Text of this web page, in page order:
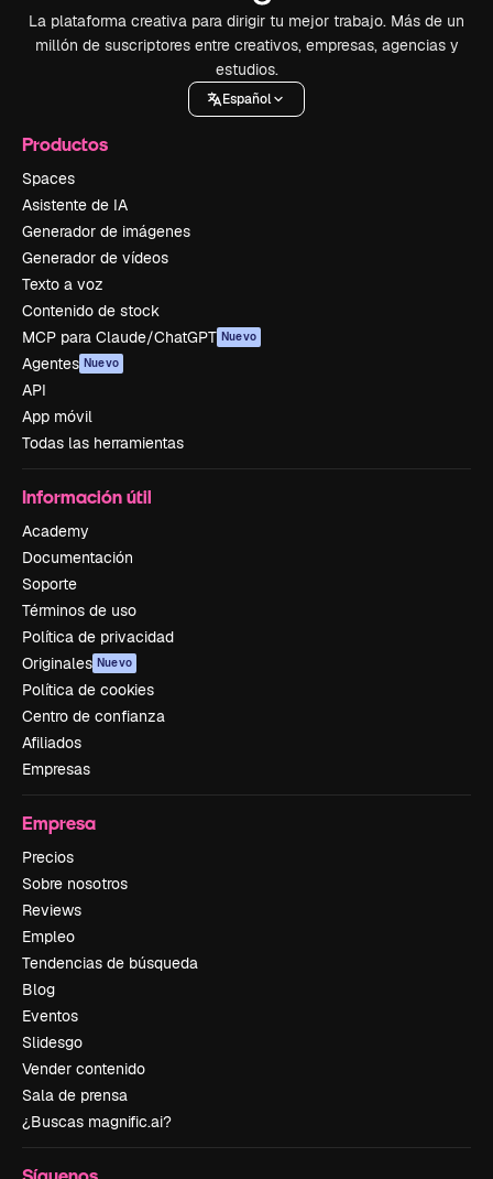
La plataforma creativa para dirigir tu mejor trabajo. Más de un
millón de suscriptores entre creativos, empresas, agencias y
estudios.
Español
Productos
Spaces
Asistente de IA
Generador de imágenes
Generador de vídeos
Texto a voz
Contenido de stock
MCP para Claude/ChatGPT Nuevo
Agentes Nuevo
API
App móvil
Todas las herramientas
Información útil
Academy
Documentación
Soporte
Términos de uso
Política de privacidad
Originales Nuevo
Política de cookies
Centro de confianza
Afiliados
Empresas
Empresa
Precios
Sobre nosotros
Reviews
Empleo
Tendencias de búsqueda
Blog
Eventos
Slidesgo
Vender contenido
Sala de prensa
¿Buscas magnific.ai?